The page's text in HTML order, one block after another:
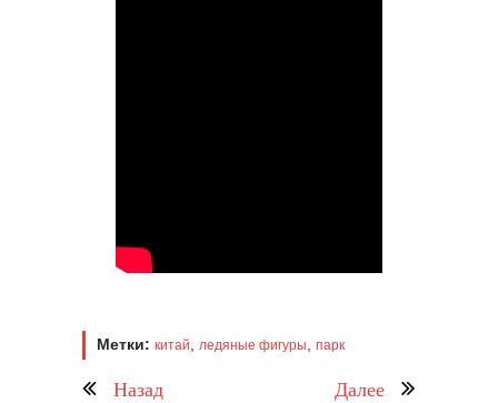
Метки: китай ледяные фигуры парк
Назад Далее